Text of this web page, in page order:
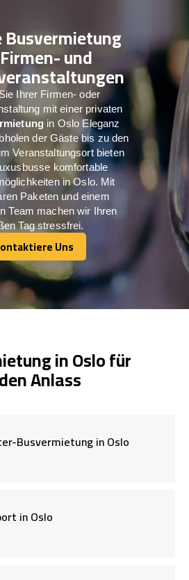
und
Ihrer Firmen- oder
mit einer privaten
in Oslo Eleganz
der Gäste bis zu den
Veranstaltungsort bieten
komfortable
in Oslo. Mit
Paketen und einem
Team machen wir Ihren
Tag stressfrei.
Uns
Uns
in Oslo für
Anlass
Busvermietung in Oslo
in Oslo